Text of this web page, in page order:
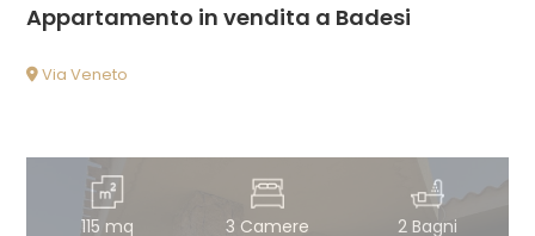
Appartamento in vendita a Badesi
Via Veneto
115 mq 3 Camere 2 Bagni
3